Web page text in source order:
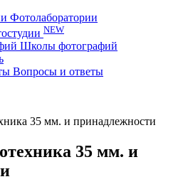
Фотолаборатории
NEW
Школы фотографий
Вопросы и ответы
35 мм. и принадлежности
35 мм. и